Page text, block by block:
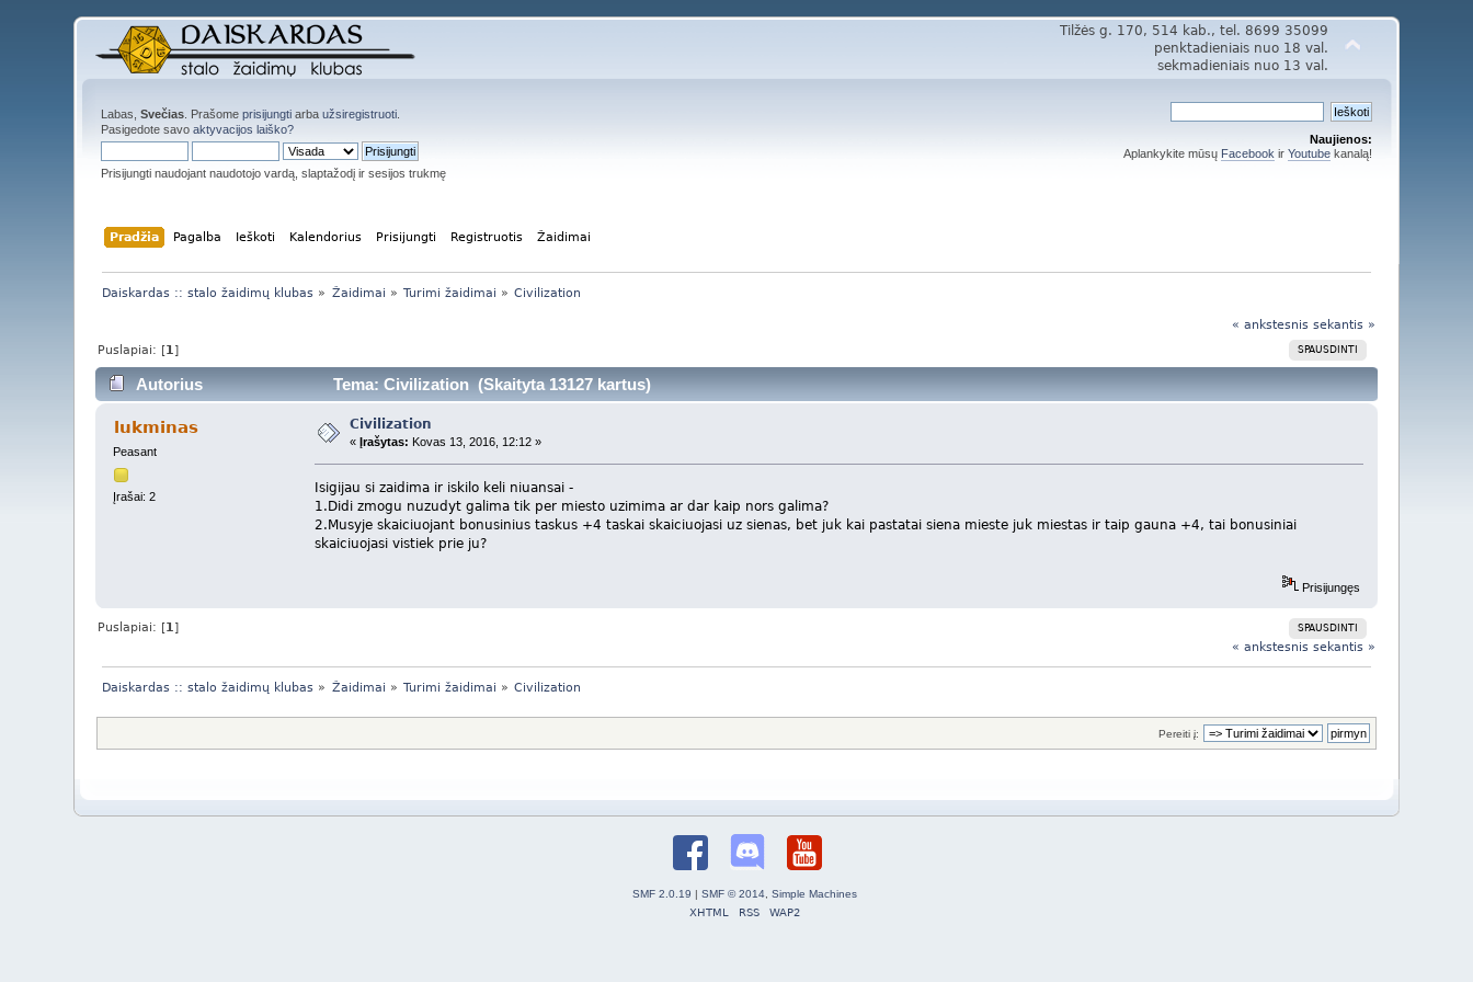
Tilžės g. 170, 514 kab., tel. 8699 35099
penktadieniais nuo 18 val.
sekmadieniais nuo 13 val.
Labas,Svečias . Prašomeprisijungti arbaužsiregistruoti
Pasigedote savoaktyvacijos laiško?
Prisijungti naudojant naudotojo vardą, slaptažodį ir sesijos trukmę
Naujienos:
Aplankykite mūsų Facebook ir Youtubekanalą!
Pradžia Pagalba Ieškoti Kalendorius Prisijungti Registruotis Žaidimai
Daiskardas :: stalo žaidimų klubas » Žaidimai » Turimi žaidimai » Civilization
« ankstesnis sekantis »
SPAUSDINTI
Puslapiai: [1 ]
Autorius Tema: Civilization (Skaityta 13127 kartus)
lukminas
Peasant
Įrašai: 2
Civilization
« Įrašytas: Kovas 13, 2016, 12:12 »
Isigijau si zaidima ir iskilo keli niuansai -
1.Didi zmogu nuzudyt galima tik per miesto uzimima ar dar kaip nors galima?
2.Musyje skaiciuojant bonusinius taskus +4 taskai skaiciuojasi uz sienas, bet juk kai pastatai siena mieste juk miestas ir taip gauna +4, tai bonusiniai
skaiciuojasi vistiek prie ju?
Prisijungęs
SPAUSDINTI
Puslapiai: [1]
« ankstesnis sekantis »
Daiskardas :: stalo žaidimų klubas » Žaidimai » Turimi žaidimai » Civilization
Pereiti į:
SMF 2.0.19 SMF © 2014, Simple Machines
XHTML
RSS WAP2